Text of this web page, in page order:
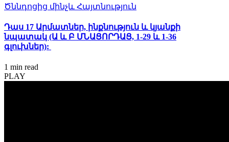
Ծննդոցից մինչև Հայտնություն
Դաս 17 Արմատներ, ինքնություն և կյանքի
նպատակ (Ա և Բ ՄՆԱՑՈՐԴԱՑ, 1-29 և 1-36
գլուխներ):
1 min read
PLAY